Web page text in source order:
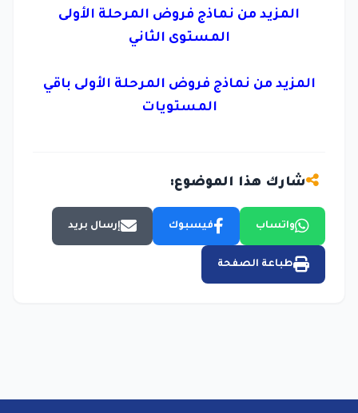
المزيد من نماذج فروض المرحلة الأولى
المستوى الثاني
المزيد من نماذج فروض المرحلة الأولى باقي
المستويات
شارك هذا الموضوع:
واتساب فيسبوك إرسال بريد
طباعة الصفحة